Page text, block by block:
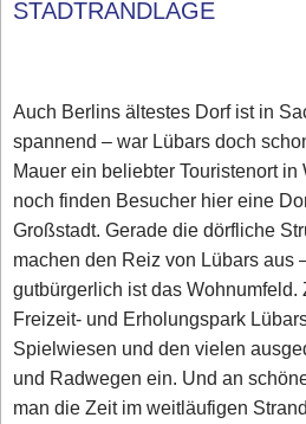
STADTRANDLAGE
Auch Berlins ältestes Dorf ist in
spannend – war Lübars doch
Mauer ein beliebter Touristenort
noch finden Besucher hier eine
Großstadt. Gerade die dörfliche
machen den Reiz von Lübars aus
gutbürgerlich ist das
Freizeit- und Erholungspark
Spielwiesen und den vielen
und Radwegen ein. Und an
man die Zeit im weitläufigen